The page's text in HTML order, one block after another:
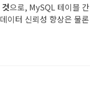
으로, MySQL 테이블 간
이터 신뢰성 향상은 물론